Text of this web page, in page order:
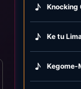
♪ Knocking
♪ Ke tu
♪ Kegome-